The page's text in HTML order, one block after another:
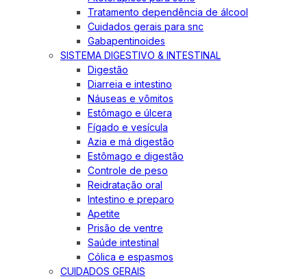
Tratamento dependência de álcool
Cuidados gerais para snc
Gabapentinoides
SISTEMA DIGESTIVO & INTESTINAL
Digestão
Diarreia e intestino
Náuseas e vômitos
Estômago e úlcera
Fígado e vesícula
Azia e má digestão
Estômago e digestão
Controle de peso
Reidratação oral
Intestino e preparo
Apetite
Prisão de ventre
Saúde intestinal
Cólica e espasmos
CUIDADOS GERAIS